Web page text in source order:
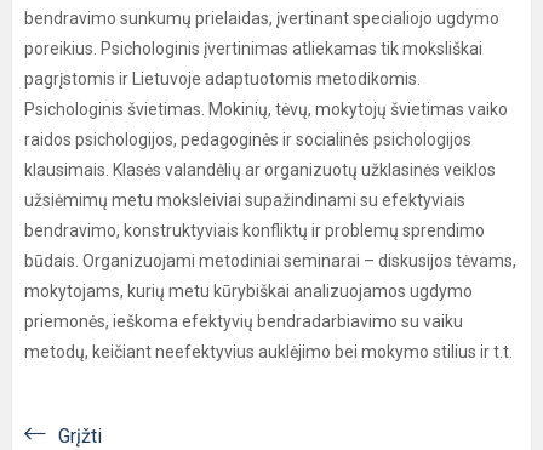
bendravimo sunkumų prielaidas, įvertinant specialiojo ugdymo
poreikius. Psichologinis įvertinimas atliekamas tik moksliškai
pagrįstomis ir Lietuvoje adaptuotomis metodikomis.
Psichologinis švietimas. Mokinių, tėvų, mokytojų švietimas vaiko
raidos psichologijos, pedagoginės ir socialinės psichologijos
klausimais. Klasės valandėlių ar organizuotų užklasinės veiklos
užsiėmimų metu moksleiviai supažindinami su efektyviais
bendravimo, konstruktyviais konfliktų ir problemų sprendimo
būdais. Organizuojami metodiniai seminarai – diskusijos tėvams,
mokytojams, kurių metu kūrybiškai analizuojamos ugdymo
priemonės, ieškoma efektyvių bendradarbiavimo su vaiku
metodų, keičiant neefektyvius auklėjimo bei mokymo stilius ir t.t.
Grįžti